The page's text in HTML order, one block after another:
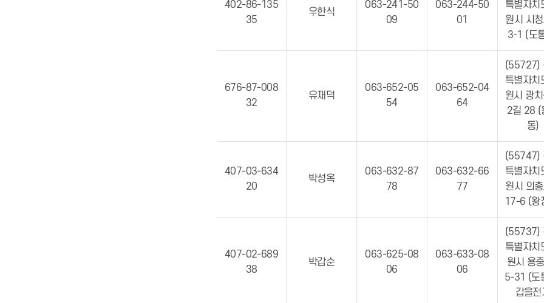
402-86-135
35
우한식
063-241-50
09
063-244-50
01
특별자치
원시 시
3-1 (도
676-87-008
32
유재덕
063-652-05
54
063-652-04
64
(55727)
특별자치
원시 광
2길 28 (
동)
407-03-634
20
박성옥
063-632-87
78
063-632-66
77
(55747)
특별자치
원시 의
17-6 (왕
407-02-689
38
박갑순
063-625-08
06
063-633-08
06
(55737)
특별자치
원시 용
5-31 (도
갑을전